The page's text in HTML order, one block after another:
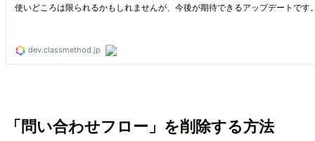
「問い合わせフロー」を削除する方法